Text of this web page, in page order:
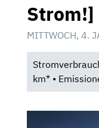
Strom!]
MITTWOCH, 4.
km* •